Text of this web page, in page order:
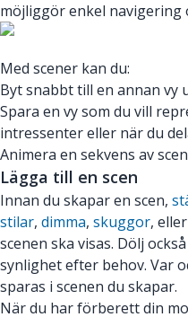
möjliggör enkel navigering
Med scener kan du:
Byt snabbt till en annan vy
Spara en vy som du vill
intressenter eller när du
Animera en sekvens av
Lägga till en scen
Innan du skapar en scen,
stilar, dimma, skuggor, eller
scenen ska visas. Dölj
synlighet efter behov. Var
sparas i scenen du skapar.
När du har förberett din